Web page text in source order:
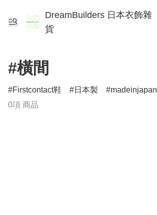
DreamBuilders 日本衣飾雜
貨
#橫間
Firstcontact鞋 日本製 madeinjapan
0項 商品